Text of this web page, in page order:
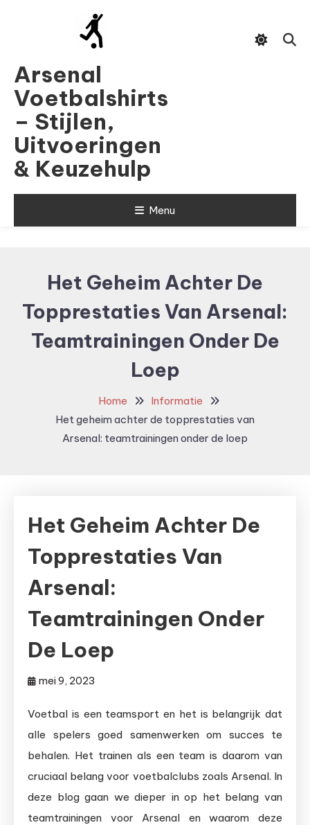
Arsenal
Voetbalshirts
– Stijlen,
Uitvoeringen
& Keuzehulp
Menu
Het Geheim Achter De
Topprestaties Van Arsenal:
Teamtrainingen Onder De
Loep
Home
Informatie
Het geheim achter de topprestaties van
Arsenal: teamtrainingen onder de loep
Het Geheim Achter De
Topprestaties Van
Arsenal:
Teamtrainingen Onder
De Loep
mei 9, 2023
Voetbal is een teamsport en het is belangrijk dat
alle spelers goed samenwerken om succes te
behalen. Het trainen als een team is daarom van
cruciaal belang voor voetbalclubs zoals Arsenal. In
deze blog gaan we dieper in op het belang van
teamtrainingen voor Arsenal en waarom deze